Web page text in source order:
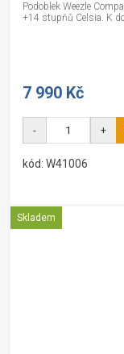
Podoblek Weezle
+14 stupňů Celsia. K
7 990 Kč
- +
kód: W41006
Skladem